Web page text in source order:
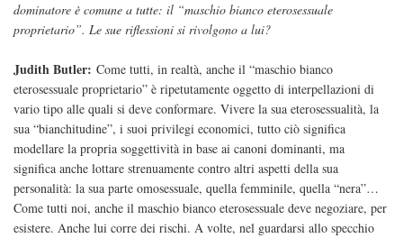
dominatore è comune a tutte: il “maschio bianco eterosessuale
proprietario”. Le sue riflessioni si rivolgono a lui?
Judith Butler: Come tutti, in realtà, anche il “maschio bianco
eterosessuale proprietario” è ripetutamente oggetto di interpellazioni di
vario tipo alle quali si deve conformare. Vivere la sua eterosessualità, la
sua “bianchitudine”, i suoi privilegi economici, tutto ciò significa
modellare la propria soggettività in base ai canoni dominanti, ma
significa anche lottare strenuamente contro altri aspetti della sua
personalità: la sua parte omosessuale, quella femminile, quella “nera”…
Come tutti noi, anche il maschio bianco eterosessuale deve negoziare, per
esistere. Anche lui corre dei rischi. A volte, nel guardarsi allo specchio